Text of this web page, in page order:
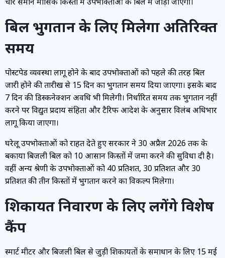
बिल भुगतान के लिए मिलेगा अतिरिक्त
समय
पोस्टपेड व्यवस्था लागू होने के बाद उपभोक्ताओं को पहले की तरह बिल
जारी होने की तारीख से 15 दिन का भुगतान समय दिया जाएगा। इसके बाद
7 दिन की डिस्कनेक्शन अवधि भी मिलेगी। निर्धारित समय तक भुगतान नहीं
करने पर विद्युत प्रदाय संहिता और टैरिफ आदेश के अनुसार विलंब अधिभार
लागू किया जाएगा।
घरेलू उपभोक्ताओं को राहत देते हुए सरकार ने 30 अप्रैल 2026 तक के
बकाया बिजली बिल को 10 आसान किस्तों में जमा करने की सुविधा दी है।
वहीं अन्य श्रेणी के उपभोक्ताओं को 40 प्रतिशत, 30 प्रतिशत और 30
प्रतिशत की तीन किस्तों में भुगतान करने का विकल्प मिलेगा।
शिकायत निवारण के लिए लगेंगे विशेष
कैंप
स्मार्ट मीटर और बिजली बिल से जुड़ी शिकायतों के समाधान के लिए 15 मई